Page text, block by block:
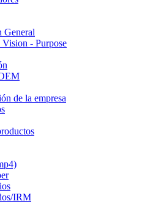
General
- Purpose
de la empresa
IRM